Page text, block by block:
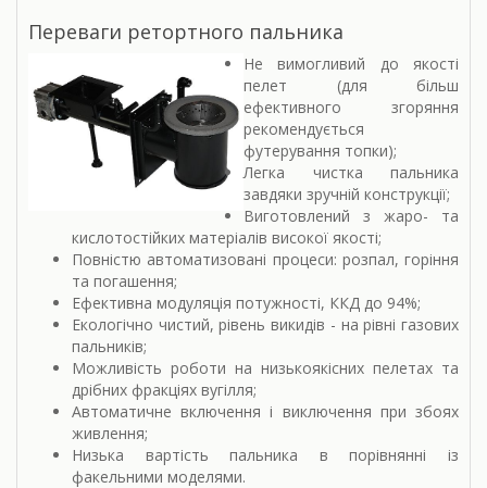
Переваги ретортного пальника
Не вимогливий до якості
пелет (для більш
ефективного згоряння
рекомендується
футерування топки);
Легка чистка пальника
завдяки зручній конструкції;
Виготовлений з жаро- та
кислотостійких матеріалів високої якості;
Повністю автоматизовані процеси: розпал, горіння
та погашення;
Ефективна модуляція потужності, ККД до 94%;
Екологічно чистий, рівень викидів - на рівні газових
пальників;
Можливість роботи на низькоякісних пелетах та
дрібних фракціях вугілля;
Автоматичне включення і виключення при збоях
живлення;
Низька вартість пальника в порівнянні із
факельними моделями.